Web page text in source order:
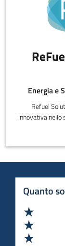
Energia e
Refuel
innovativa nello
depositato
Quanto